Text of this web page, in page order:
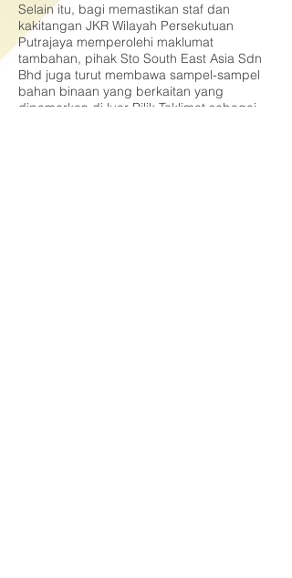
Selain itu, bagi memastikan staf dan
kakitangan JKR Wilayah Persekutuan
Putrajaya memperolehi maklumat
tambahan, pihak Sto South East Asia Sdn
Bhd juga turut membawa sampel-sampel
bahan binaan yang berkaitan yang
dipamerkan di luar Bilik Taklimat sebagai